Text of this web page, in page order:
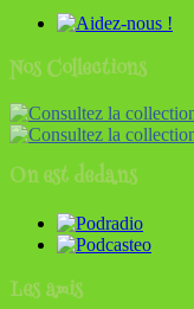
Nos Collections
On est dedans
Les amis